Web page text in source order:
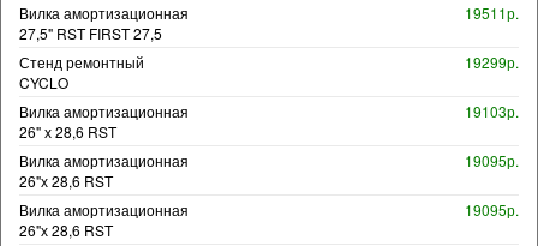
Вилка амортизационная
27,5" RST FIRST 27,5
19511р.
Стенд ремонтный
CYCLO
19299р.
Вилка амортизационная
26" х 28,6 RST
19103р.
Вилка амортизационная
26"х 28,6 RST
19095р.
Вилка амортизационная
26"х 28,6 RST
19095р.